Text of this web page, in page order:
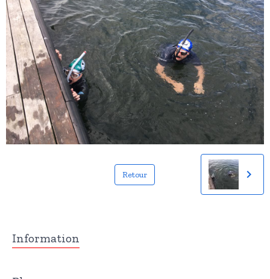
Retour
Information